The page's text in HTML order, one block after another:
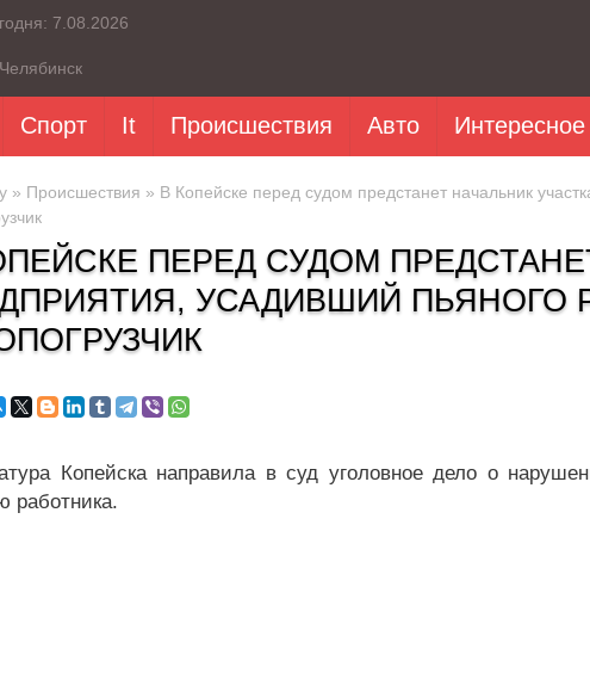
7.08.2026
Челябинск
Спорт It Происшествия Авто Интересное
» Происшествия » В Копейске перед судом предстанет начальник
ПЕРЕД СУДОМ
УСАДИВШИЙ ПЬЯНОГО
Копейска направила в суд уголовное дело о
работника.